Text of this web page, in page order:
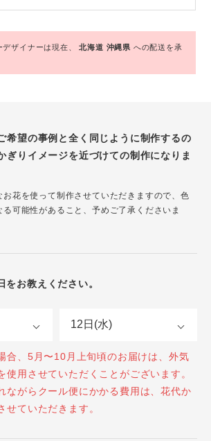
デザイナーは現在、北海道 沖縄県 への配送を承
希望の事例と全く同じように制作するの
ぎりイメージを近づけての制作になりま
お花を使って制作させていただきますので、色
可能性があること、予めご了承くださいま
をお教えください。
合、5月〜10月上旬頃のお届けは、外気
使用させていただくことがございます。
ながらクール便にかかる費用は、花代か
せていただきます。